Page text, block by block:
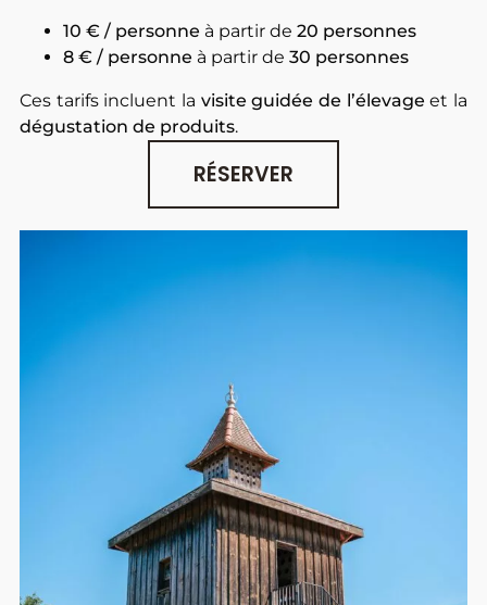
10 € / personne à partir de 20 personnes
8 € / personne à partir de 30 personnes
Ces tarifs incluent la visite guidée de l’élevage et la
dégustation de produits.
RÉSERVER